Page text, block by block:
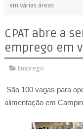
em várias áreas
CPAT abre a
emprego em
Emprego
São 100 vagas para
alimentação em